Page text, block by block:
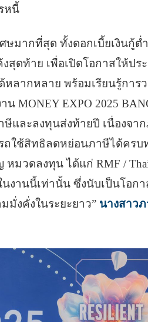
หนี้
มากที่สุด ทั้งดอกเบี้ยเงินกู้ต่
ดท้าย เพื่อเปิดโอกาสให้ปร
ลากหลาย พร้อมเรียนรู้การ
MONEY EXPO 2025
ษีและลงทุนส่งท้ายปี เนื่องจา
ถใช้สิทธิลดหย่อนภาษีได้ครบ
มวดลงทุน ได้แก่ RMF /
งานนี้เท่านั้น ซึ่งนับเป็นโอกา
งคั่งในระยะยาว” นางสาว